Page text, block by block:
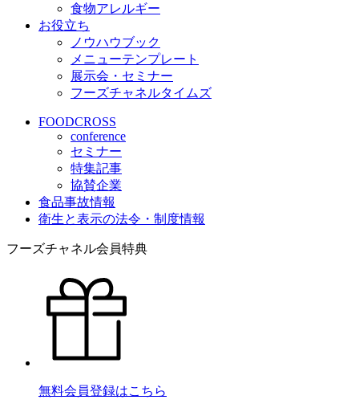
食物アレルギー
お役立ち
ノウハウブック
メニューテンプレート
展示会・セミナー
フーズチャネルタイムズ
FOODCROSS
conference
セミナー
特集記事
協賛企業
食品事故情報
衛生と表示の法令・制度情報
フーズチャネル会員特典
無料会員登録はこちら